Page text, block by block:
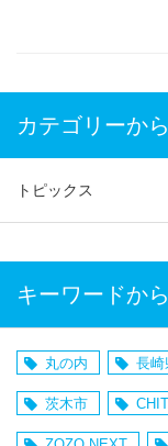
カテゴリーか
トピックス
キーワードか
丸の内 長崎
茨木市